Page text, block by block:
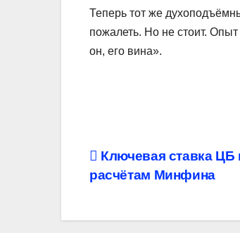
Теперь тот же
пожалеть. Но не стоит.
он, его вина».
Навигация
по
записям
Ключевая ставка
расчётам Минфина